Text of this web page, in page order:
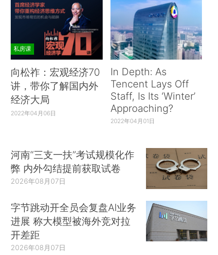
私房课
向松祚：宏观经济70
讲，带你了解国内外
经济大局
2022年04月06日
In Depth: As
Tencent Lays Off
Staff, Is Its ‘Winter’
Approaching?
2022年04月01日
河南“三支一扶”考试规模化作
弊 内外勾结提前获取试卷
2026年08月07日
字节跳动开全员会复盘AI业务
进展 称大模型被海外竞对拉
开差距
2026年08月07日